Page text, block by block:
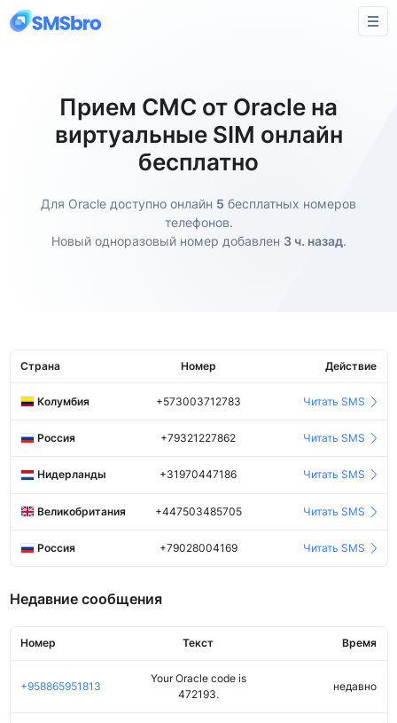
Прием СМС от Oracle на
виртуальные SIM онлайн
бесплатно
Для Oracle доступно онлайн 5 бесплатных номеров
телефонов.
Новый одноразовый номер добавлен 3 ч. назад.
Страна Номер Действие
Колумбия +573003712783 Читать SMS
Россия +79321227862 Читать SMS
Нидерланды +31970447186 Читать SMS
Великобритания +447503485705 Читать SMS
Россия +79028004169 Читать SMS
Недавние сообщения
Номер Текст Время
+958865951813
Your Oracle code is
472193.
недавно